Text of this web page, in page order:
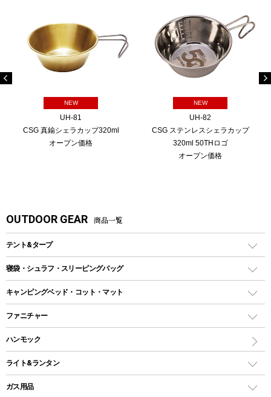
NEW
UH-81
CSG 真鍮シェラカップ320ml
オープン価格
NEW
UH-82
CSG ステンレスシェラカップ
320ml 50THロゴ
オープン価格
OUTDOOR GEAR 商品一覧
テント&タープ
テント
ツールームテント
ワンポールテント
シェルターテント
ロッジ型・オリジナルテント
寝袋・シュラフ・スリーピングバッグ
レクタングラー型（封筒型）シュラフ
インナーシュラフ
キャンピングベッド・コット・マット
キャンピングベッド・コット
インフレータブルマット
ファニチャー
アウトドアテーブル
レジャーシート
ハンモック
ライト&ランタン
LEDランタン
ガス用品